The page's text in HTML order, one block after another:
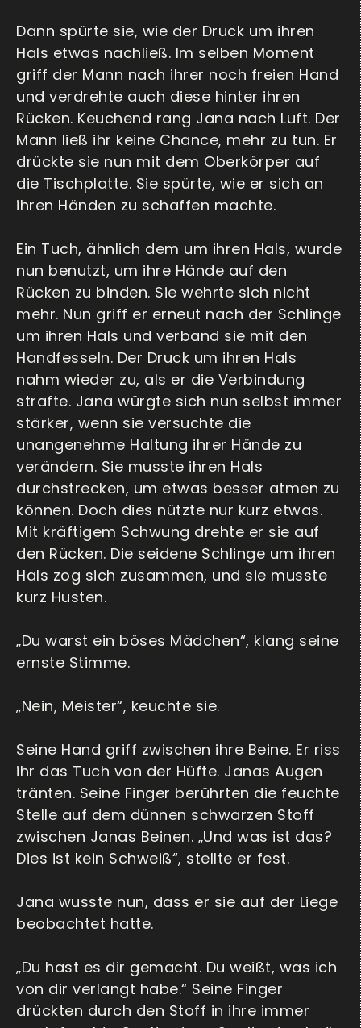
Dann spürte sie, wie der Druck um ihren
Hals etwas nachließ. Im selben Moment
griff der Mann nach ihrer noch freien Hand
und verdrehte auch diese hinter ihren
Rücken. Keuchend rang Jana nach Luft. Der
Mann ließ ihr keine Chance, mehr zu tun. Er
drückte sie nun mit dem Oberkörper auf
die Tischplatte. Sie spürte, wie er sich an
ihren Händen zu schaffen machte.
Ein Tuch, ähnlich dem um ihren Hals, wurde
nun benutzt, um ihre Hände auf den
Rücken zu binden. Sie wehrte sich nicht
mehr. Nun griff er erneut nach der Schlinge
um ihren Hals und verband sie mit den
Handfesseln. Der Druck um ihren Hals
nahm wieder zu, als er die Verbindung
strafte. Jana würgte sich nun selbst immer
stärker, wenn sie versuchte die
unangenehme Haltung ihrer Hände zu
verändern. Sie musste ihren Hals
durchstrecken, um etwas besser atmen zu
können. Doch dies nützte nur kurz etwas.
Mit kräftigem Schwung drehte er sie auf
den Rücken. Die seidene Schlinge um ihren
Hals zog sich zusammen, und sie musste
kurz Husten.
„Du warst ein böses Mädchen“, klang seine
ernste Stimme.
„Nein, Meister“, keuchte sie.
Seine Hand griff zwischen ihre Beine. Er riss
ihr das Tuch von der Hüfte. Janas Augen
tränten. Seine Finger berührten die feuchte
Stelle auf dem dünnen schwarzen Stoff
zwischen Janas Beinen. „Und was ist das?
Dies ist kein Schweiß“, stellte er fest.
Jana wusste nun, dass er sie auf der Liege
beobachtet hatte.
„Du hast es dir gemacht. Du weißt, was ich
von dir verlangt habe.“ Seine Finger
drückten durch den Stoff in ihre immer